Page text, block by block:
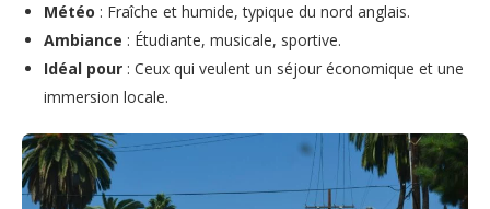
Météo : Fraîche et humide, typique du nord anglais.
Ambiance : Étudiante, musicale, sportive.
Idéal pour : Ceux qui veulent un séjour économique et une
immersion locale.